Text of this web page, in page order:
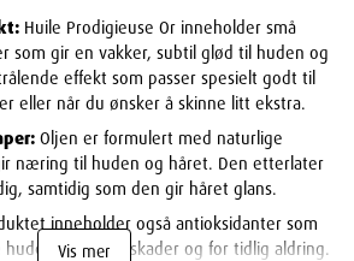
Huile Prodigieuse Or inneholder små
som gir en vakker, subtil glød til huden og
effekt som passer spesielt godt til
eller når du ønsker å skinne litt ekstra.
Oljen er formulert med naturlige
næring til huden og håret. Den etterlater
samtidig som den gir håret glans.
inneholder også antioksidanter som
mot miljøskader og for tidlig aldring.
Vis mer